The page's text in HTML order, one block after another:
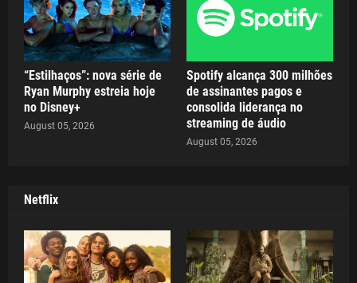
“Estilhaços”: nova série de
Ryan Murphy estreia hoje
no Disney+
August 05, 2026
Spotify alcança 300 milhões
de assinantes pagos e
consolida liderança no
streaming de áudio
August 05, 2026
Netflix